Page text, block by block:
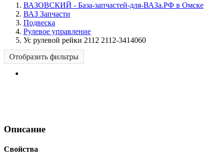
ВАЗОВСКИЙ - База-запчастей-для-ВАЗа.РФ в Омске
ВАЗ Запчасти
Подвеска
Рулевое управление
Ус рулевой рейки 2112 2112-3414060
Отобразить фильтры
Описание
Свойства